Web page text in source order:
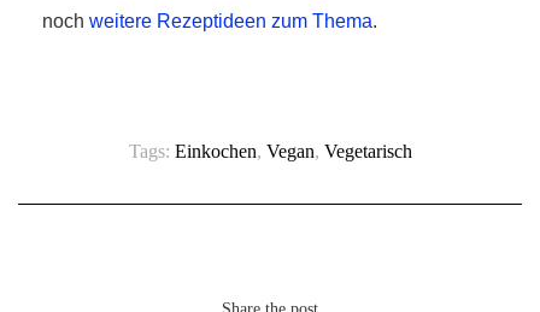
noch weitere Rezeptideen zum Thema.
Tags: Einkochen, Vegan, Vegetarisch